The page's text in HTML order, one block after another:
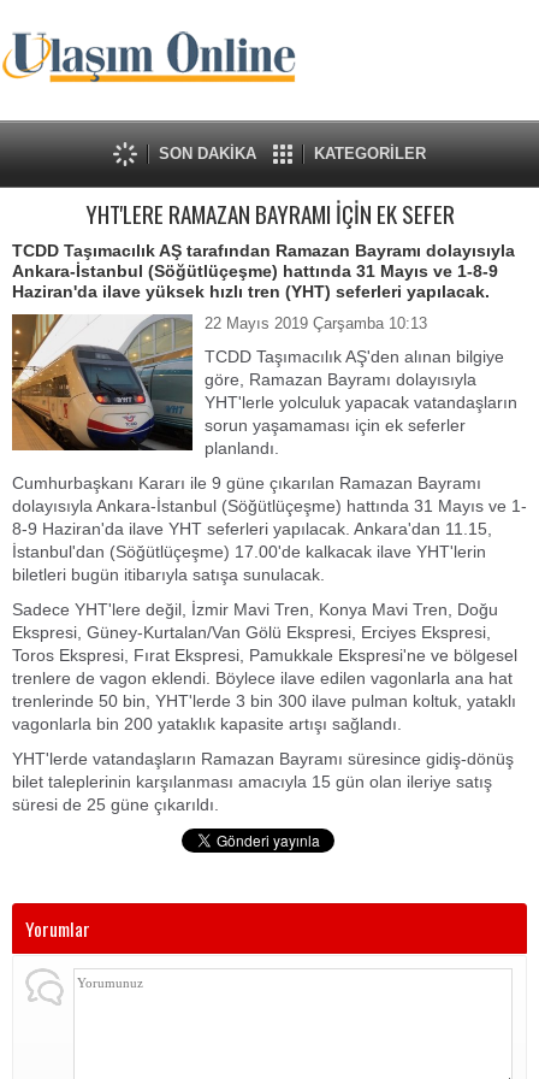
SON DAKİKA KATEGORİLER
YHT'LERE RAMAZAN BAYRAMI İÇİN EK SEFER
TCDD Taşımacılık AŞ tarafından Ramazan Bayramı dolayısıyla
Ankara-İstanbul (Söğütlüçeşme) hattında 31 Mayıs ve 1-8-9
Haziran'da ilave yüksek hızlı tren (YHT) seferleri yapılacak.
22 Mayıs 2019 Çarşamba 10:13
TCDD Taşımacılık AŞ'den alınan bilgiye
göre, Ramazan Bayramı dolayısıyla
YHT'lerle yolculuk yapacak vatandaşların
sorun yaşamaması için ek seferler
planlandı.
Cumhurbaşkanı Kararı ile 9 güne çıkarılan Ramazan Bayramı
dolayısıyla Ankara-İstanbul (Söğütlüçeşme) hattında 31 Mayıs ve 1-
8-9 Haziran'da ilave YHT seferleri yapılacak. Ankara'dan 11.15,
İstanbul'dan (Söğütlüçeşme) 17.00'de kalkacak ilave YHT'lerin
biletleri bugün itibarıyla satışa sunulacak.
Sadece YHT'lere değil, İzmir Mavi Tren, Konya Mavi Tren, Doğu
Ekspresi, Güney-Kurtalan/Van Gölü Ekspresi, Erciyes Ekspresi,
Toros Ekspresi, Fırat Ekspresi, Pamukkale Ekspresi'ne ve bölgesel
trenlere de vagon eklendi. Böylece ilave edilen vagonlarla ana hat
trenlerinde 50 bin, YHT'lerde 3 bin 300 ilave pulman koltuk, yataklı
vagonlarla bin 200 yataklık kapasite artışı sağlandı.
YHT'lerde vatandaşların Ramazan Bayramı süresince gidiş-dönüş
bilet taleplerinin karşılanması amacıyla 15 gün olan ileriye satış
süresi de 25 güne çıkarıldı.
Yorumlar